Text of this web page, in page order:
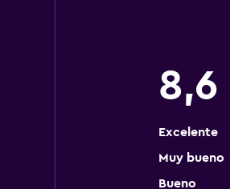
8,6
Excelente
Muy bueno
Bueno